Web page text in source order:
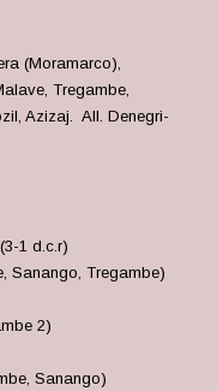
(Moramarco),
Tregambe,
Azizaj. All. Denegri-
1 d.c.r)
Sanango, Tregambe)
2)
Sanango)